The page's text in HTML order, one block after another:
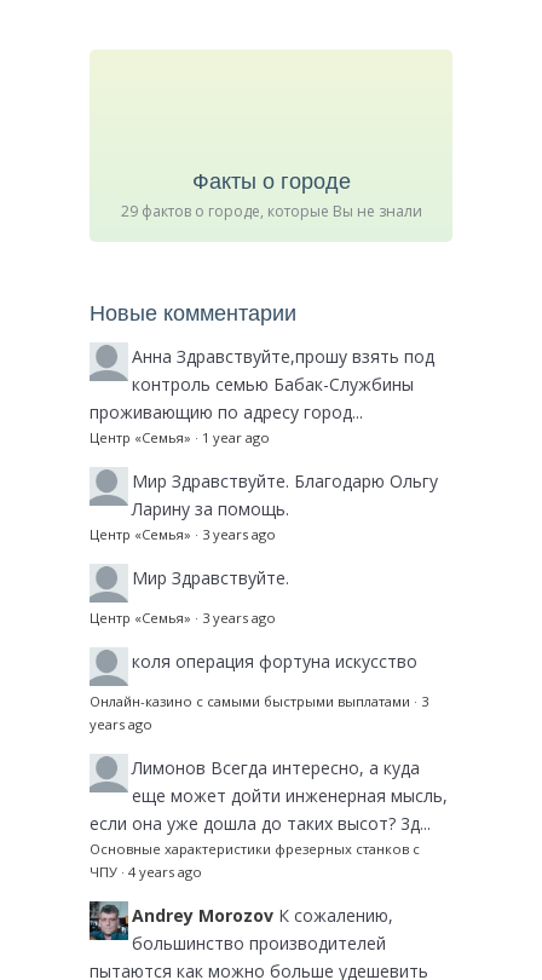
Факты о городе
29 фактов о городе, которые Вы не знали
Новые комментарии
Анна Здравствуйте,прошу взять под
контроль семью Бабак-Службины
проживающию по адресу город...
Центр «Семья» · 1 year ago
Мир Здравствуйте. Благодарю Ольгу
Ларину за помощь.
Центр «Семья» · 3 years ago
Мир Здравствуйте.
Центр «Семья» · 3 years ago
коля операция фортуна искусство
Онлайн-казино с самыми быстрыми выплатами · 3
years ago
Лимонов Всегда интересно, а куда
еще может дойти инженерная мысль,
если она уже дошла до таких высот? 3д...
Основные характеристики фрезерных станков с
ЧПУ · 4 years ago
Andrey Morozov К сожалению,
большинство производителей
пытаются как можно больше удешевить